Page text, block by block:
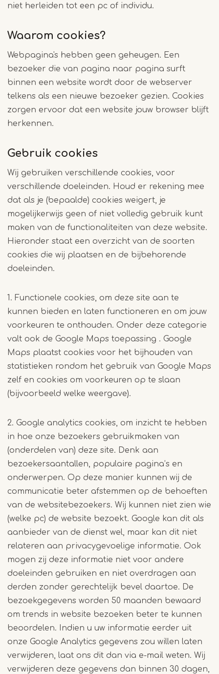
niet herleiden tot een pc of individu.
Waarom cookies?
Webpagina's hebben geen geheugen. Een
bezoeker die van pagina naar pagina surft
binnen een website wordt door de webserver
telkens als een nieuwe bezoeker gezien. Cookies
zorgen ervoor dat een website jouw browser blijft
herkennen.
Gebruik cookies
Wij gebruiken verschillende cookies, voor
verschillende doeleinden. Houd er rekening mee
dat als je (bepaalde) cookies weigert, je
mogelijkerwijs geen of niet volledig gebruik kunt
maken van de functionaliteiten van deze website.
Hieronder staat een overzicht van de soorten
cookies die wij plaatsen en de bijbehorende
doeleinden.
1. Functionele cookies, om deze site aan te
kunnen bieden en laten functioneren en om jouw
voorkeuren te onthouden. Onder deze categorie
valt ook de Google Maps toepassing . Google
Maps plaatst cookies voor het bijhouden van
statistieken rondom het gebruik van Google Maps
zelf en cookies om voorkeuren op te slaan
(bijvoorbeeld welke weergave).
2. Google analytics cookies, om inzicht te hebben
in hoe onze bezoekers gebruikmaken van
(onderdelen van) deze site. Denk aan
bezoekersaantallen, populaire pagina’s en
onderwerpen. Op deze manier kunnen wij de
communicatie beter afstemmen op de behoeften
van de websitebezoekers. Wij kunnen niet zien wie
(welke pc) de website bezoekt. Google kan dit als
aanbieder van de dienst wel, maar kan dit niet
relateren aan privacygevoelige informatie. Ook
mogen zij deze informatie niet voor andere
doeleinden gebruiken en niet overdragen aan
derden zonder gerechtelijk bevel daartoe. De
bezoekgegevens worden 50 maanden bewaard
om trends in website bezoeken beter te kunnen
beoordelen. Indien u uw informatie eerder uit
onze Google Analytics gegevens zou willen laten
verwijderen, laat ons dit dan via e-mail weten. Wij
verwijderen deze gegevens dan binnen 30 dagen,